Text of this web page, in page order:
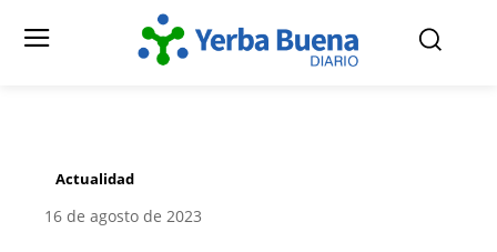
Actualidad
16 de agosto de 2023